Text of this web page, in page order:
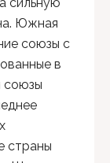
Южная
союзы с
в
союзы
страны